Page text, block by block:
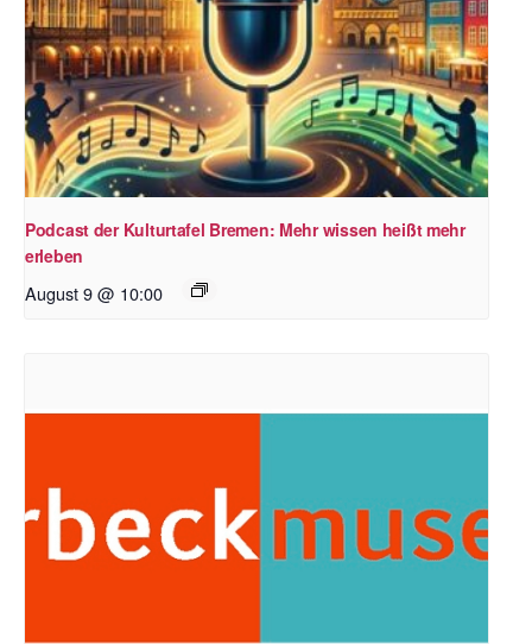
Podcast der Kulturtafel Bremen: Mehr wissen heißt mehr
erleben
August 9 @ 10:00